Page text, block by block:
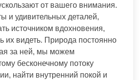
от вашего внимания.
и удивительных деталей,
источником вдохновения,
их видеть. Природа постоянно
за ней, мы можем
бесконечному потоку
найти внутренний покой и